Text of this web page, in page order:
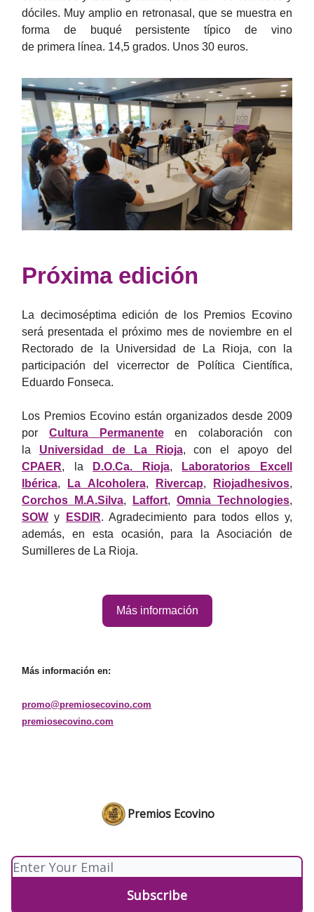
dóciles. Muy amplio en retronasal, que se muestra en
forma de buqué persistente típico de vino
de primera línea. 14,5 grados. Unos 30 euros.
Próxima edición
La decimoséptima edición de los Premios Ecovino
será presentada el próximo mes de noviembre en el
Rectorado de la Universidad de La Rioja, con la
participación del vicerrector de Política Científica,
Eduardo Fonseca.
Los Premios Ecovino están organizados desde 2009
por Cultura Permanenteen colaboración con
la Universidad de La Rioja, con el apoyo del
CPAER, la D.O.Ca. Rioja,
Laboratorios Excell
Ibérica, La Alcoholera, Rivercap, Riojadhesivos,
Corchos M.A.Silva, Laffort, Omnia Technologies,
SOW y ESDIR. Agradecimiento para todos ellos y,
además, en esta ocasión, para la Asociación de
Sumilleres de La Rioja.
Más información
Más información en:
promo@premiosecovino.com
premiosecovino.com
Premios Ecovino